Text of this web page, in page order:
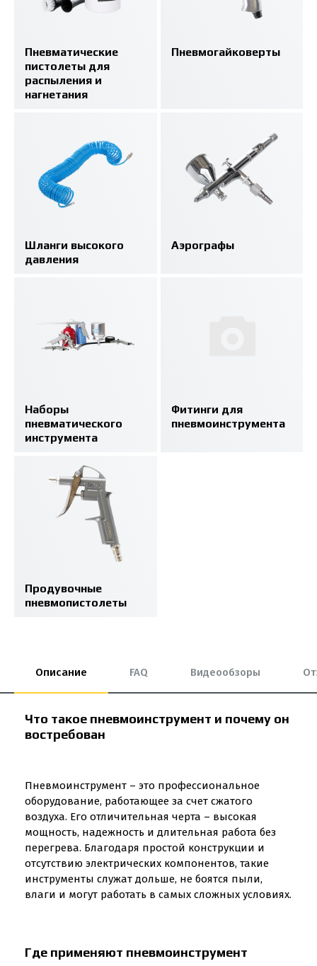
Пневматические
пистолеты для
распыления и
нагнетания
Пневмогайковерты
Шланги высокого
давления
Аэрографы
Наборы
пневматического
инструмента
Фитинги для
пневмоинструмента
Продувочные
пневмопистолеты
Описание FAQ Видеообзоры
Что такое пневмоинструмент и почему он
востребован
Пневмоинструмент – это профессиональное
оборудование, работающее за счет сжатого
воздуха. Его отличительная черта – высокая
мощность, надежность и длительная работа без
перегрева. Благодаря простой конструкции и
отсутствию электрических компонентов, такие
инструменты служат дольше, не боятся пыли,
влаги и могут работать в самых сложных условиях.
Где применяют пневмоинструмент